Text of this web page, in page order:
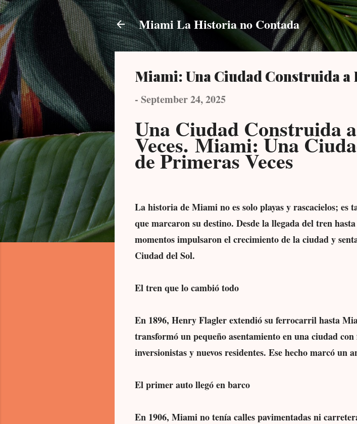
Skip to main
Miami La Historia no Contada
Miami: Una Ciudad Construida a
- September 24, 2025
Una Ciudad Construida
Veces. Miami: Una
de Primeras Veces
La historia de Miami no es solo playas y rascacielos; es
que marcaron su destino. Desde la llegada del tren
momentos impulsaron el crecimiento de la ciudad y
Ciudad del Sol.
El tren que lo cambió todo
En 1896, Henry Flagler extendió su ferrocarril hasta
transformó un pequeño asentamiento en una ciudad
inversionistas y nuevos residentes. Ese hecho marcó un
El primer auto llegó en barco
En 1906, Miami no tenía calles pavimentadas ni